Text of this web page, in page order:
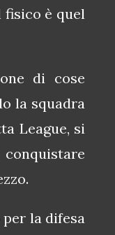
è quel
di cose
la squadra
League, si
la difesa